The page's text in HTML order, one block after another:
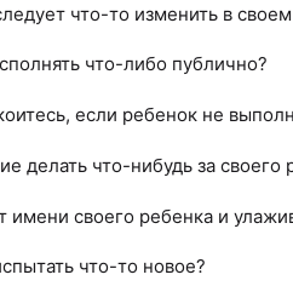
что-то изменить в
что-либо публично?
если ребенок не
делать что-нибудь за своего
имени своего ребенка и
что-то новое?